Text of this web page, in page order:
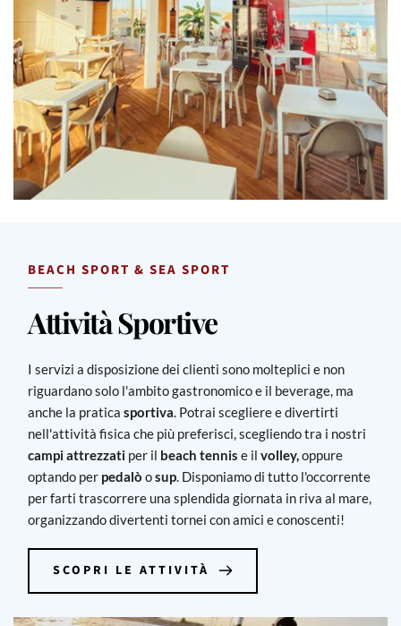
BEACH SPORT & SEA SPORT
Attività Sportive
I servizi a disposizione dei clienti sono molteplici e non
riguardano solo l'ambito gastronomico e il beverage, ma
anche la pratica sportiva. Potrai scegliere e divertirti
nell'attività fisica che più preferisci, scegliendo tra i nostri
campi attrezzati per il beach tennis e il volley,oppure
optando per pedalò osup. Disponiamo di tutto l'occorrente
per farti trascorrere una splendida giornata in riva al mare,
organizzando divertenti tornei con amici e conoscenti!
SCOPRI LE ATTIVITÀ